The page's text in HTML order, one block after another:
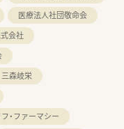
医療法人社団敬命会
会社
森岐栄
・ファーマシー